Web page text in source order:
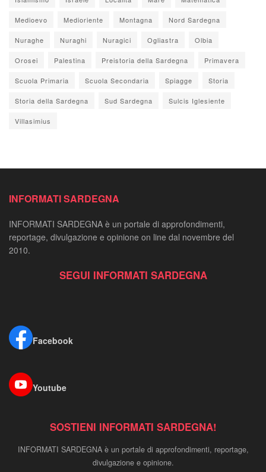
Medioevo Medioriente Montagna Nord Sardegna
Nuraghe Nuraghi Nuragici Ogliastra Olbia
Orosei Palestina Preistoria della Sardegna Primavera
Scuola Primaria Scuola Secondaria Spiagge Storia
Storia della Sardegna Sud Sardegna Sulcis Iglesiente
Villasimius
INFORMATI SARDEGNA
INFORMATI SARDEGNA è un portale di approfondimenti,
reportage, divulgazione e opinione on line dal novembre del
2010.
SEGUI INFORMATI SARDEGNA
Facebook
Youtube
SOSTIENI INFORMATI SARDEGNA!
INFORMATI SARDEGNA è un portale di approfondimenti, reportage,
divulgazione e opinione.